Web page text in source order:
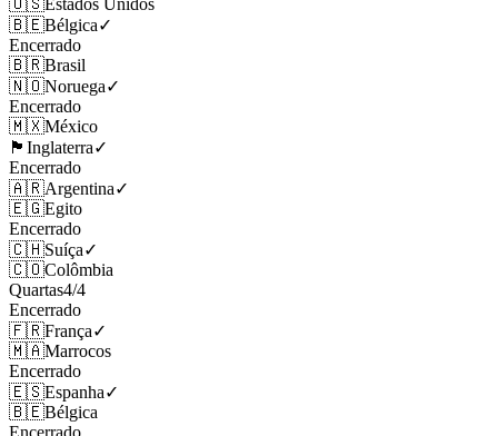
🇧🇪Bélgica✓
Encerrado
🇧🇷Brasil
🇳🇴Noruega✓
Encerrado
🇲🇽México
🏴󠁧󠁢󠁥󠁮󠁧󠁿 Inglaterra✓
Encerrado
🇦🇷Argentina✓
🇪🇬Egito
Encerrado
🇨🇭Suíça✓
🇨🇴Colômbia
Quartas4/4
Encerrado
🇫🇷França✓
🇲🇦Marrocos
Encerrado
🇪🇸Espanha✓
🇧🇪Bélgica
Encerrado